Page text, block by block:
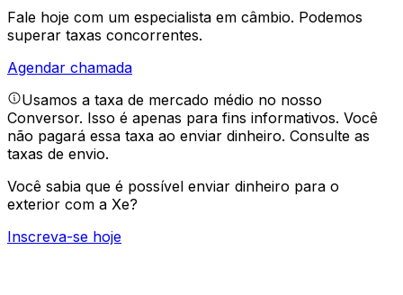
Fale hoje com um especialista em câmbio. Podemos
superar taxas concorrentes.
Agendar chamada
Usamos a taxa de mercado médio no nosso
Conversor. Isso é apenas para fins informativos. Você
não pagará essa taxa ao enviar dinheiro. Consulte as
taxas de envio.
Você sabia que é possível enviar dinheiro para o
exterior com a Xe?
Inscreva-se hoje